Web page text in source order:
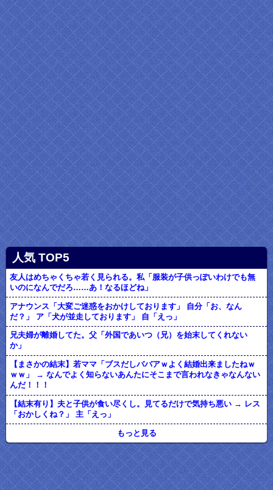
人気 TOP5
友人はめちゃくちゃ若く見られる。私「服装が子供っぽいわけでも無
いのになんでだろ……あ！なるほどね」
アナウンス「大変ご迷惑をおかけしております」 自分「お、なん
だ？」 ア「犬が並走しております」 自「えっ」
兄夫婦が離婚してた。父「外国であいつ（兄）を始末してくれない
か」
【まさかの結末】若ママ「ブスだしババアｗよく結婚出来ましたねｗ
ｗｗ」 → なんでよく知らないあんたにそこまで言われなきゃなんない
んだ！！！
【結末有り】夫と子供が食い尽くし。見てるだけで気持ち悪い → レス
「おかしくね？」 主「えっ」
もっと見る